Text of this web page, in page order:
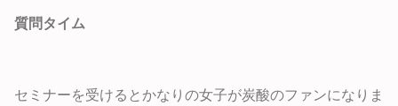
質問タイム
セミナーを受けるとかなりの女子が炭酸のファンになりま